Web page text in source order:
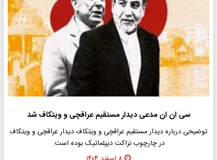
سی ان ان مدعی دیدار مستقیم عراقچی و ویتکاف شد
توضیحی درباره دیدار مستقیم عراقچی و ویتکاف دیدار عراقچی و ویتکاف
در چارچوب نزاکت دیپلماتیک بوده است.